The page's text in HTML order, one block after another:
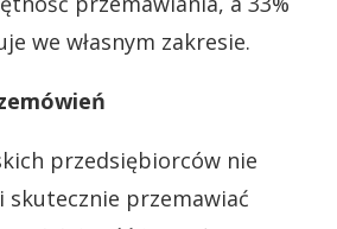
we własnym zakresie.
przedsiębiorców nie
przemawiać